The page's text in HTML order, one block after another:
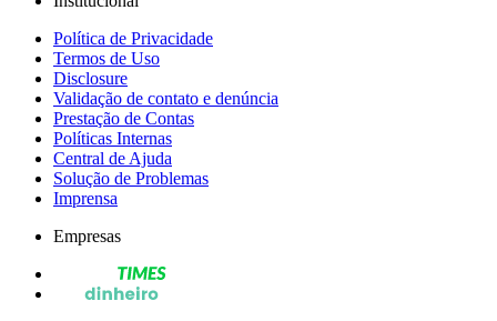
Política de Privacidade
Termos de Uso
Disclosure
Validação de contato e denúncia
Prestação de Contas
Políticas Internas
Central de Ajuda
Solução de Problemas
Imprensa
Empresas